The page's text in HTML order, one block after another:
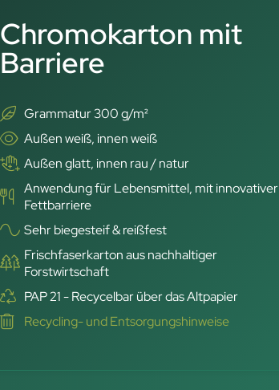
Chromokarton mit
Barriere
Grammatur 300 g/m²
Außen weiß, innen weiß
Außen glatt, innen rau / natur
Anwendung für Lebensmittel, mit innovativer
Fettbarriere
Sehr biegesteif & reißfest
Frischfaserkarton aus nachhaltiger
Forstwirtschaft
PAP 21 - Recycelbar über das Altpapier
Recycling- und Entsorgungshinweise